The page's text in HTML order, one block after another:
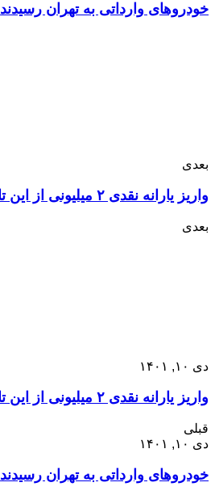
خودروهای وارداتی به تهران رسیدند
بعدی
واریز یارانه نقدی ۲ میلیونی از این تاریخ آغاز می شود | شگفتانه تازه دولت برای مردم از مهمن ماه
بعدی
دی ۱۰, ۱۴۰۱
واریز یارانه نقدی ۲ میلیونی از این تاریخ آغاز می شود | شگفتانه تازه دولت برای مردم از مهمن ماه
قبلی
دی ۱۰, ۱۴۰۱
خودروهای وارداتی به تهران رسیدند